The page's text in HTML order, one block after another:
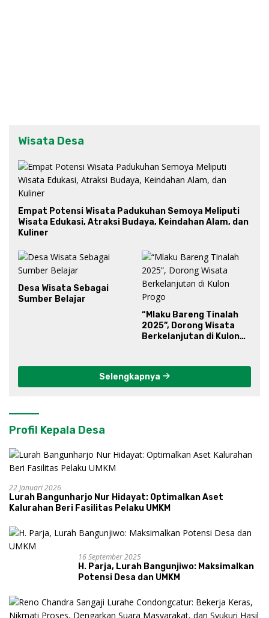
Wisata Desa
Empat Potensi Wisata Padukuhan Semoya Meliputi
Wisata Edukasi, Atraksi Budaya, Keindahan Alam, dan
Kuliner
Desa Wisata Sebagai
Sumber Belajar
“Mlaku Bareng Tinalah
2025”, Dorong Wisata
Berkelanjutan di Kulon
Selengkapnya
Profil Kepala Desa
22 Januari 2026
Lurah Bangunharjo Nur Hidayat: Optimalkan Aset
Kalurahan Beri Fasilitas Pelaku UMKM
16 September 2025
H. Parja, Lurah Bangunjiwo: Maksimalkan
Potensi Desa dan UMKM